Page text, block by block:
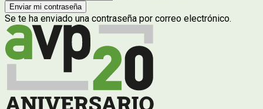
Se te ha enviado una contraseña por correo electrónico.